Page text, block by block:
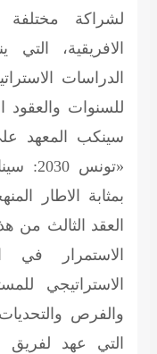
لشراكة مختلفة
الافريقية،
الدراسات
للسنوات والعقود
سينكب المعهد
«تونس
بمثابة الاطار
العقد الثالث من
الاستمرار
الاستراتيجي
والفرص
التي عهد